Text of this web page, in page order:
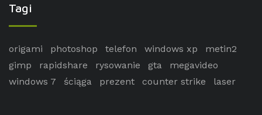
Tagi
origami photoshop telefon windows xp
metin2
gimp
rapidshare rysowanie gta
megavideo
windows 7
ściąga prezent counter strike laser